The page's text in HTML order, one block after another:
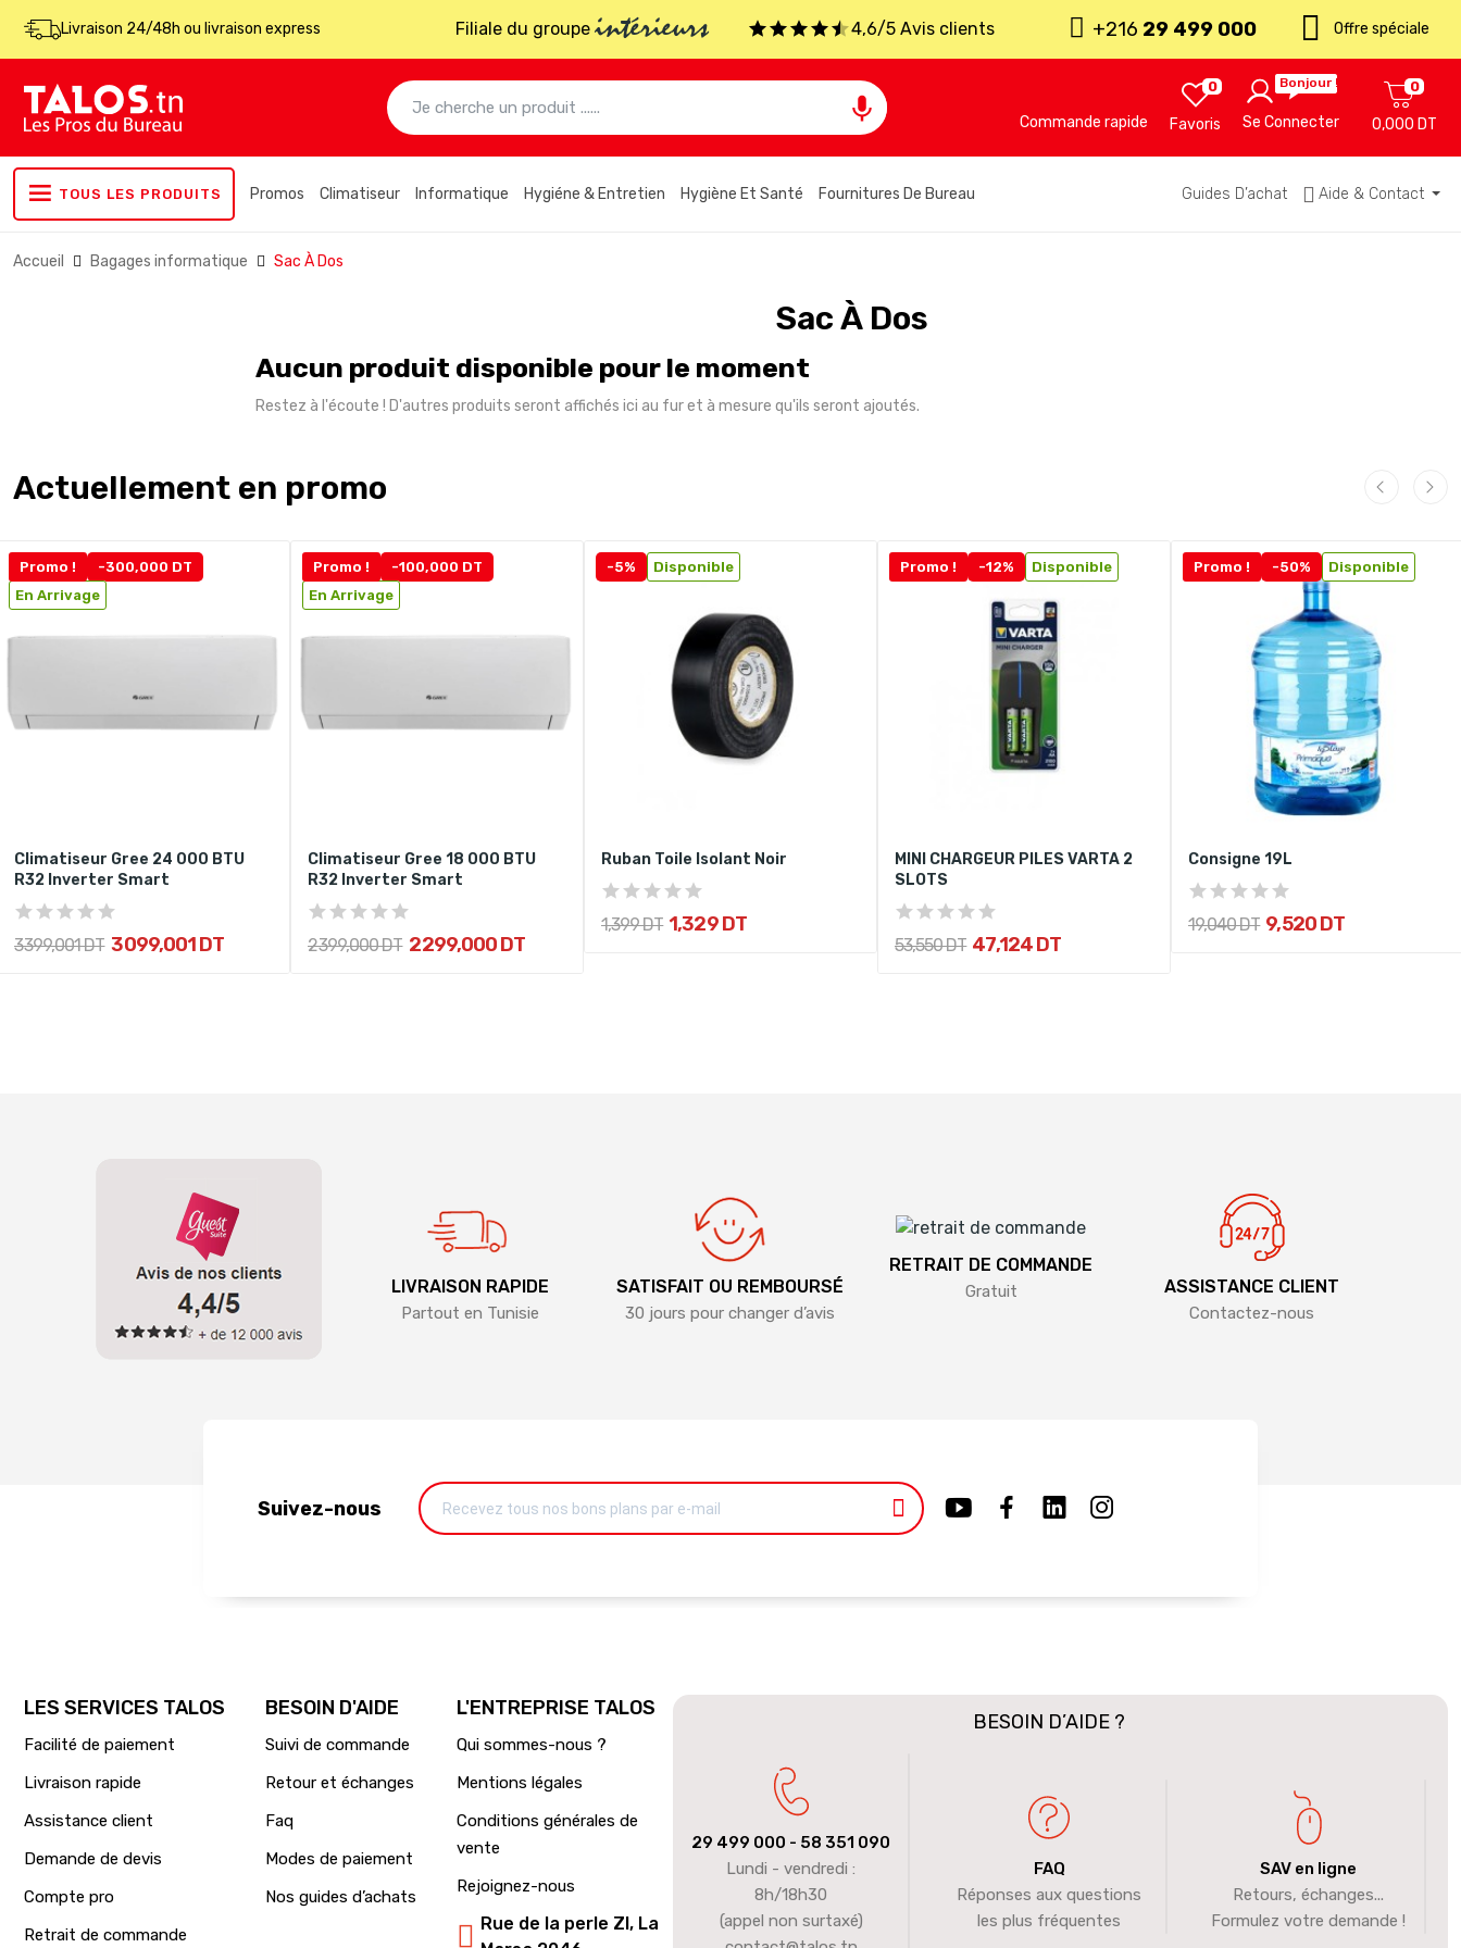
Livraison 24/48h ou livraison express Filiale du groupeintérieurs 4,6/5 Avis clients +216 29 499 000 Offre spéciale
 Commande rapide Favoris
0 Bonjour !
Se Connecter 0,000 DT
0
TOUS LES PRODUITS Promos Climatiseur Informatique Hygiéne & Entretien Hygiène Et Santé Fournitures De Bureau Guides D’achat Aide & Contact
Accueil Bagages informatique Sac À Dos
Sac À Dos
Aucun produit disponible pour le moment
Restez à l'écoute ! D'autres produits seront affichés ici au fur et à mesure qu'ils seront ajoutés.
Actuellement en promo
Promo !
-300,000 DT
En Arrivage
Climatiseur Gree 24 000 BTU
R32 Inverter Smart
3 399,001 DT 3 099,001 DT
Promo !
-100,000 DT
En Arrivage
Climatiseur Gree 18 000 BTU
R32 Inverter Smart
2 399,000 DT 2 299,000 DT
-5% Disponible
Ruban Toile Isolant Noir
1,399 DT 1,329 DT
Promo ! -12% Disponible
MINI CHARGEUR PILES VARTA 2
SLOTS
53,550 DT 47,124 DT
Promo ! -50% Disponible
Consigne 19L
19,040 DT 9,520 DT
LIVRAISON RAPIDE
Partout en Tunisie
SATISFAIT OU REMBOURSÉ
30 jours pour changer d’avis
RETRAIT DE COMMANDE
Gratuit ASSISTANCE CLIENT
Contactez-nous
Suivez-nous
LES SERVICES TALOS
Facilité de paiement
Livraison rapide
Assistance client
Demande de devis
Compte pro
Retrait de commande
BESOIN D'AIDE
Suivi de commande
Retour et échanges
Faq
Modes de paiement
Nos guides d’achats
L'ENTREPRISE TALOS
Qui sommes-nous ?
Mentions légales
Conditions générales de
vente
Rejoignez-nous
Rue de la perle ZI, La
BESOIN D’AIDE ?
29 499 000 - 58 351 090
Lundi - vendredi :
8h/18h30
(appel non surtaxé)
FAQ
Réponses aux questions
les plus fréquentes
SAV en ligne
Retours, échanges...
Formulez votre demande !